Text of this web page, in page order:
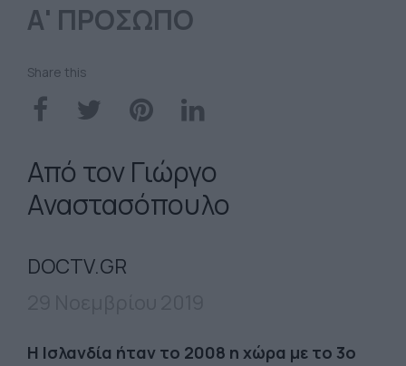
Α' ΠΡΟΣΩΠΟ
Share this
Από τον Γιώργο
Αναστασόπουλο
DOCTV.GR
Η Ισλανδία ήταν το 2008 η χώρα με το 3ο